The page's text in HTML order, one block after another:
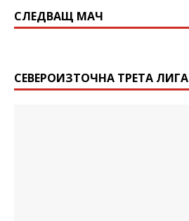
СЛЕДВАЩ МАЧ
СЕВЕРОИЗТОЧНА ТРЕТА ЛИГА